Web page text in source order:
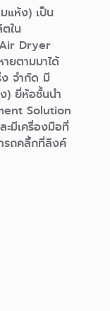
แห้ง) เป็น
ใน
Air Dryer
ายตามมาได้
จํากัด มี
) ยี่ห้อชั้นนำ
Solution
ะมีเครื่องมือที่
รถคลิ้กที่ลิงค์